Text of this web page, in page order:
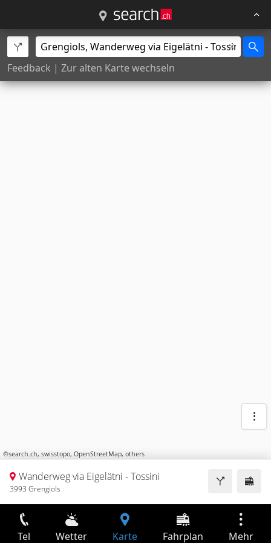
Feedback | Zur alten Karte wechseln
©search.ch, swisstopo, OpenStreetMap, others
Wanderweg via Eigelätni - Tossini
3993 Grengiols
Tel Wetter Karte Fahrplan Mehr